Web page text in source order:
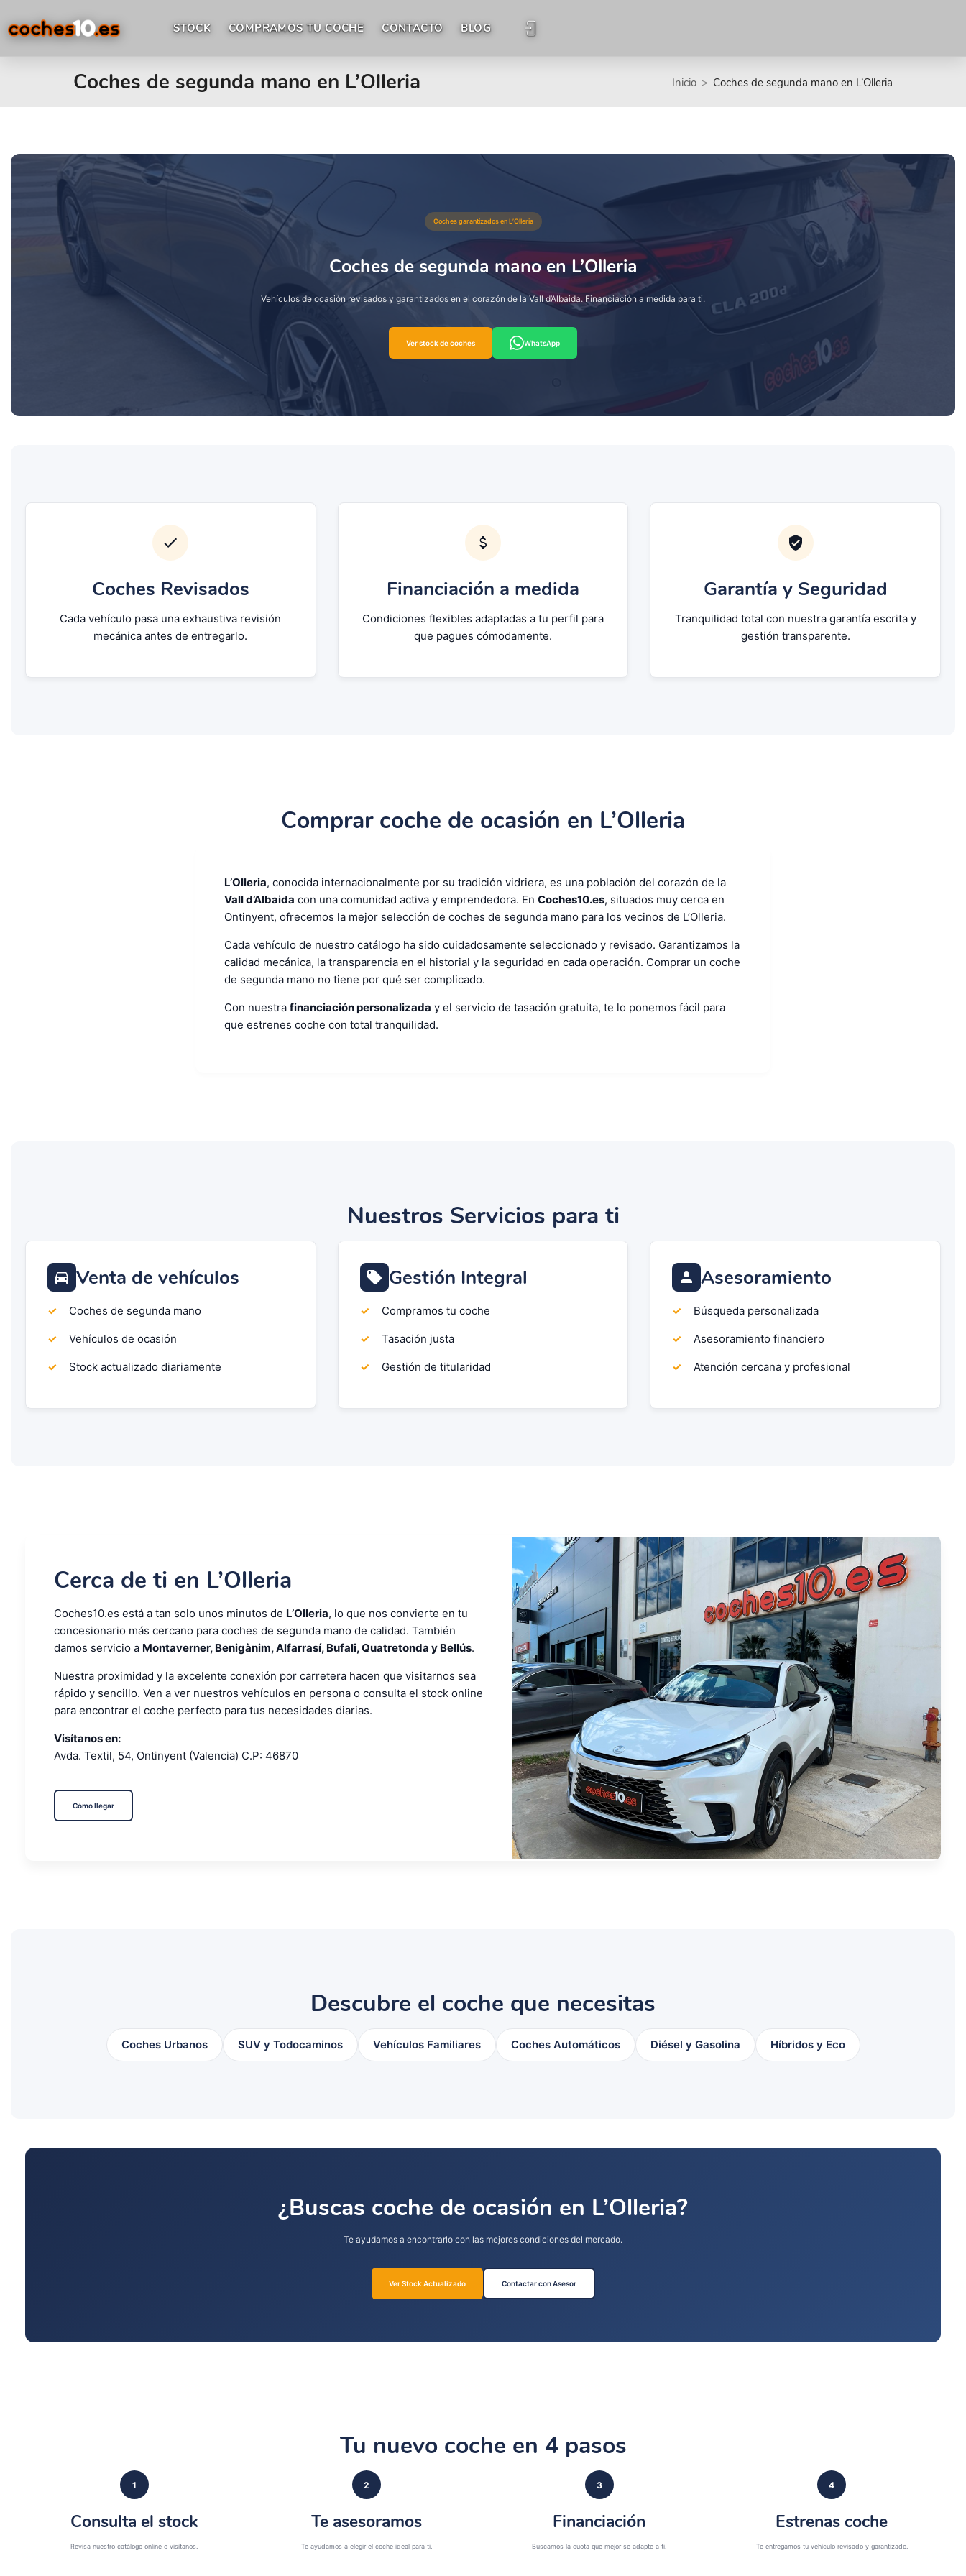
STOCK COMPRAMOS TU COCHE CONTACTO BLOG
Coches de segunda mano en L’Olleria Inicio Coches de segunda mano en L’Olleria
Coches garantizados en L’Olleria
Coches de segunda mano en L’Olleria
Vehículos de ocasión revisados y garantizados en el corazón de la Vall d’Albaida. Financiación a medida para ti.
Ver stock de coches WhatsApp
Coches Revisados
Cada vehículo pasa una exhaustiva revisión
mecánica antes de entregarlo.
Financiación a medida
Condiciones flexibles adaptadas a tu perfil para
que pagues cómodamente.
Garantía y Seguridad
Tranquilidad total con nuestra garantía escrita y
gestión transparente.
Comprar coche de ocasión en L’Olleria
L’Olleria, conocida internacionalmente por su tradición vidriera, es una población del corazón de la
Vall d’Albaida con una comunidad activa y emprendedora. En Coches10.es, situados muy cerca en
Ontinyent, ofrecemos la mejor selección de coches de segunda mano para los vecinos de L’Olleria.
Cada vehículo de nuestro catálogo ha sido cuidadosamente seleccionado y revisado. Garantizamos la
calidad mecánica, la transparencia en el historial y la seguridad en cada operación. Comprar un coche
de segunda mano no tiene por qué ser complicado.
Con nuestra financiación personalizada y el servicio de tasación gratuita, te lo ponemos fácil para
que estrenes coche con total tranquilidad.
Nuestros Servicios para ti
Venta de vehículos
Coches de segunda mano
Vehículos de ocasión
Stock actualizado diariamente
Gestión Integral
Compramos tu coche
Tasación justa
Gestión de titularidad
Asesoramiento
Búsqueda personalizada
Asesoramiento financiero
Atención cercana y profesional
Cerca de ti en L’Olleria
Coches10.es está a tan solo unos minutos de L’Olleria, lo que nos convierte en tu
concesionario más cercano para coches de segunda mano de calidad. También
damos servicio a Montaverner, Benigànim, Alfarrasí, Bufali, Quatretonda y Bellús.
Nuestra proximidad y la excelente conexión por carretera hacen que visitarnos sea
rápido y sencillo. Ven a ver nuestros vehículos en persona o consulta el stock online
para encontrar el coche perfecto para tus necesidades diarias.
Visítanos en:
Avda. Textil, 54, Ontinyent (Valencia) C.P: 46870
Cómo llegar
Descubre el coche que necesitas
Coches Urbanos SUV y Todocaminos Vehículos Familiares Coches Automáticos Diésel y Gasolina Híbridos y Eco
¿Buscas coche de ocasión en L’Olleria?
Te ayudamos a encontrarlo con las mejores condiciones del mercado.
Ver Stock Actualizado Contactar con Asesor
Tu nuevo coche en 4 pasos
1
Consulta el stock
Revisa nuestro catálogo online o visítanos.
2
Te asesoramos
Te ayudamos a elegir el coche ideal para ti.
3
Financiación
Buscamos la cuota que mejor se adapte a ti.
4
Estrenas coche
Te entregamos tu vehículo revisado y garantizado.